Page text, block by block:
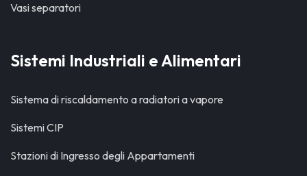
Vasi separatori
Sistemi Industriali e Alimentari
Sistema di riscaldamento a radiatori a vapore
Sistemi CIP
Stazioni di Ingresso degli Appartamenti